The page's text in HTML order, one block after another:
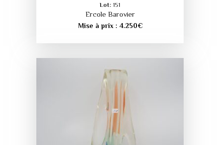
Lot: 151
Ercole Barovier
Mise à prix : 4.250€